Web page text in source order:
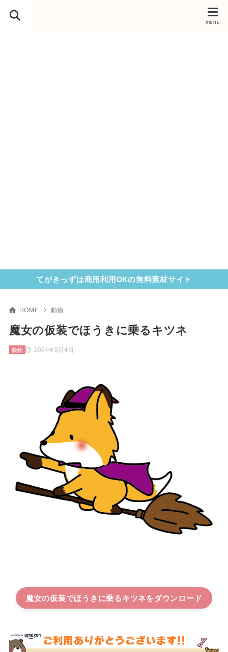
てがきっずは商用利用OKの無料素材サイト
HOME 動物
魔女の仮装でほうきに乗るキツネ
2024年9月4日
動物
魔女の仮装でほうきに乗るキツネ